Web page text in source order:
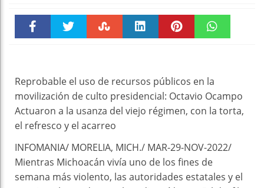
pt
Reprobable el uso de recursos públicos en la
movilización de culto presidencial: Octavio Ocampo
Actuaron a la usanza del viejo régimen, con la torta,
el refresco y el acarreo
INFOMANIA/ MORELIA, MICH./ MAR-29-NOV-2022/
Mientras Michoacán vivía uno de los fines de
semana más violento, las autoridades estatales y el